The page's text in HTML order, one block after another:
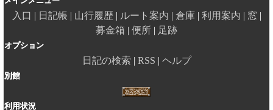
入口 日記帳 山行履歴 ルート案内 倉庫 利用案内
窓
募金箱
便所 足跡
オプション
日記の検索 RSS ヘルプ
別館
利用状況